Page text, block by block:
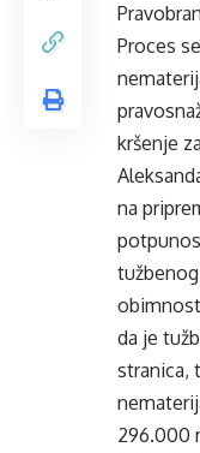
Proces
kršenje
na
da je
stranica,
296.000